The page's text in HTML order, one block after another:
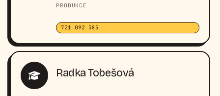
PRODUKCE
721 092 385
Radka Tobešová